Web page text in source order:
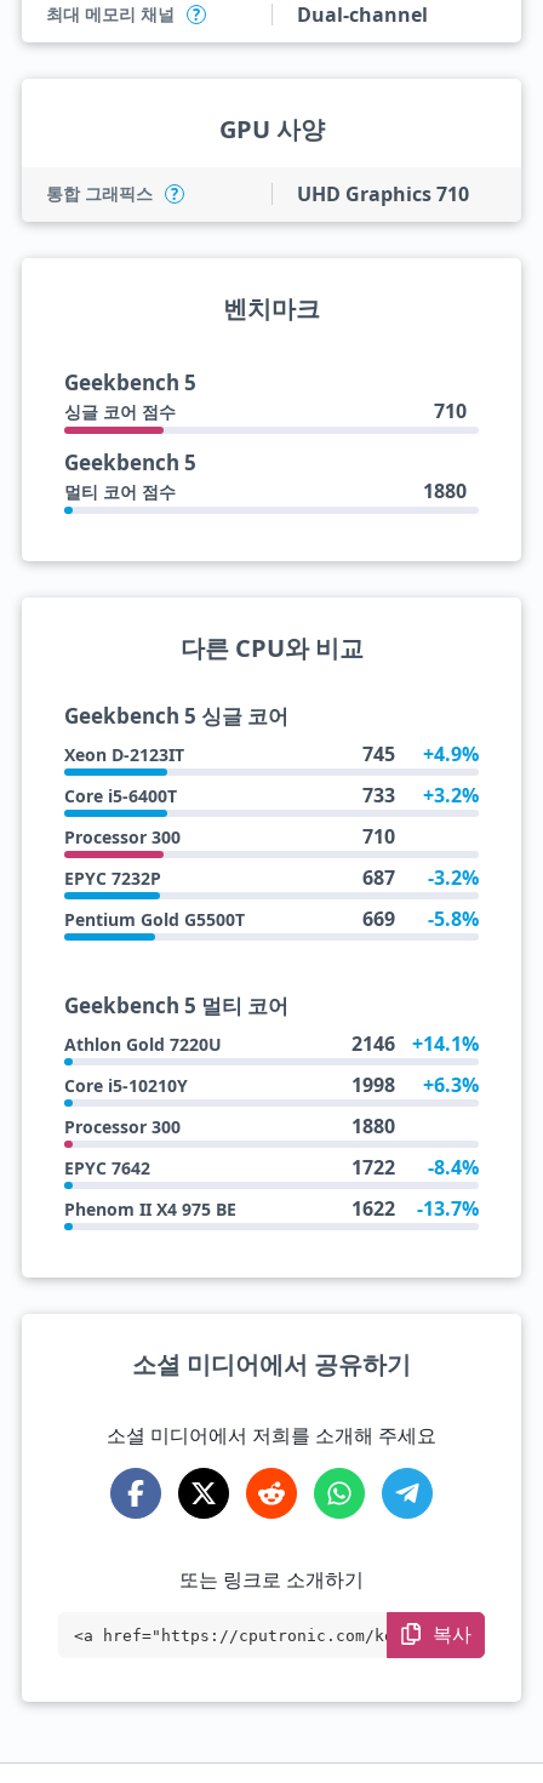
최대 메모리 채널 ? Dual-channel
GPU 사양
통합 그래픽스 ? UHD Graphics 710
벤치마크
Geekbench 5
싱글 코어 점수 710
Geekbench 5
멀티 코어 점수 1880
다른 CPU와 비교
Geekbench 5 싱글 코어
Xeon D-2123IT 745 +4.9%
Core i5-6400T 733 +3.2%
Processor 300 710
EPYC 7232P 687 -3.2%
Pentium Gold G5500T 669 -5.8%
Geekbench 5 멀티 코어
Athlon Gold 7220U 2146 +14.1%
Core i5-10210Y 1998 +6.3%
Processor 300 1880
EPYC 7642 1722 -8.4%
Phenom II X4 975 BE 1622 -13.7%
소셜 미디어에서 공유하기
소셜 미디어에서 저희를 소개해 주세요
또는 링크로 소개하기
<a href="https://cputronic.com/ko/cpu/in
복사